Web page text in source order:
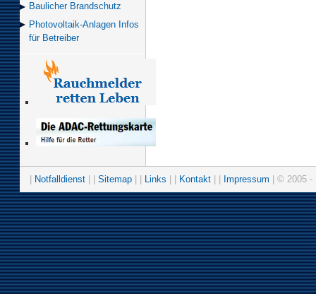
Baulicher Brand­schutz
Photovoltaik-Anlagen Infos
für Betreiber
Notfalldienst Sitemap Links Kontakt Impressum | © 2005 -